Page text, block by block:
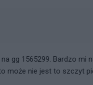
gg 1565299. Bardzo mi
może nie jest to szczyt